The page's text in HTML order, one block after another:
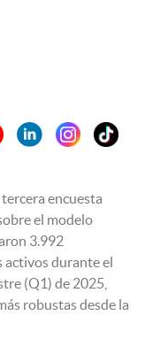
encuesta
el modelo
3.992
activos durante el
(Q1) de 2025,
robustas desde la